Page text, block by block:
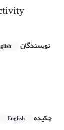
نویسندگان
چکیده
English